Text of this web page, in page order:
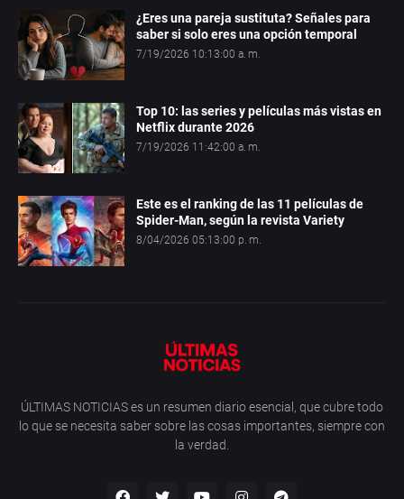
¿Eres una pareja sustituta? Señales para
saber si solo eres una opción temporal
7/19/2026 10:13:00 a. m.
Top 10: las series y películas más vistas en
Netflix durante 2026
7/19/2026 11:42:00 a. m.
Este es el ranking de las 11 películas de
Spider-Man, según la revista Variety
8/04/2026 05:13:00 p. m.
ÚLTIMAS NOTICIAS es un resumen diario esencial, que cubre todo
lo que se necesita saber sobre las cosas importantes, siempre con
la verdad.